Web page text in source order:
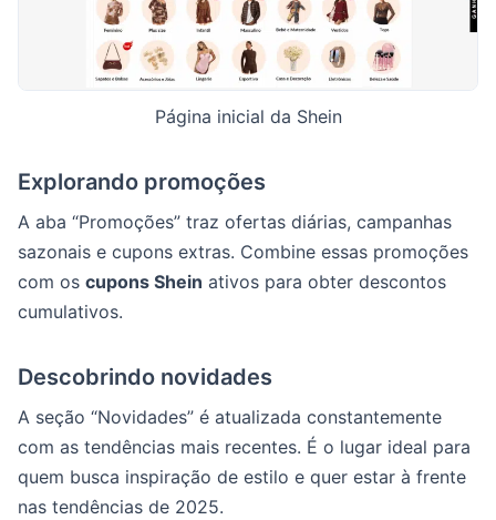
Página inicial da Shein
Explorando promoções
A aba “Promoções” traz ofertas diárias, campanhas
sazonais e cupons extras. Combine essas promoções
com os cupons Shein ativos para obter descontos
cumulativos.
Descobrindo novidades
A seção “Novidades” é atualizada constantemente
com as tendências mais recentes. É o lugar ideal para
quem busca inspiração de estilo e quer estar à frente
nas tendências de 2025.